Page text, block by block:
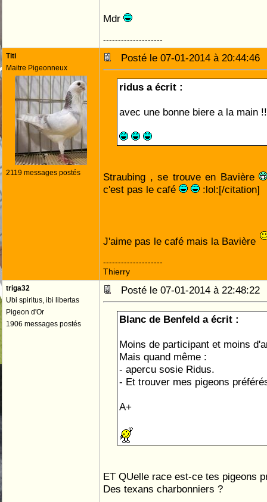
Mdr
--------------------
Titi
Maitre Pigeonneux
2119 messages postés
Posté le 07-01-2014 à
ridus a écrit :
avec une bonne biere a la main
Straubing , se trouve en Bavière
c'est pas le café
:lol:[/citation]
J'aime pas le café mais la Bavière
--------------------
Thierry
triga32
Ubi spiritus, ibi libertas
Pigeon d'Or
1906 messages postés
Posté le 07-01-2014 à
Blanc de Benfeld a écrit :
Moins de participant et moins
Mais quand même :
- apercu sosie Ridus.
- Et trouver mes pigeons
A+
ET QUelle race est-ce tes pigeons
Des texans charbonniers ?